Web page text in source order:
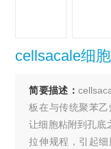
cellsacale细
简要描述：
板在与传统聚苯
让细胞粘附到孔底
拉伸规程，引起